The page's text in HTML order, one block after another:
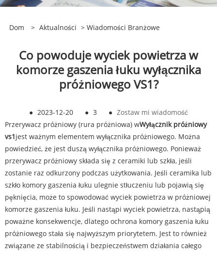
Dom > Aktualności > Wiadomości Branżowe
Co powoduje wyciek powietrza w
komorze gaszenia łuku wyłącznika
próżniowego VS1?
● 2023-12-20 ● 3 ● Zostaw mi wiadomość
Przerywacz próżniowy (rura próżniowa) wWyłącznik próżniowy
vs1jest ważnym elementem wyłącznika próżniowego. Można
powiedzieć, że jest duszą wyłącznika próżniowego. Ponieważ
przerywacz próżniowy składa się z ceramiki lub szkła, jeśli
zostanie raz odkurzony podczas użytkowania. Jeśli ceramika lub
szkło komory gaszenia łuku ulegnie stłuczeniu lub pojawią się
pęknięcia, może to spowodować wyciek powietrza w próżniowej
komorze gaszenia łuku. Jeśli nastąpi wyciek powietrza, nastąpią
poważne konsekwencje, dlatego ochrona komory gaszenia łuku
próżniowego stała się najwyższym priorytetem. Jest to również
związane ze stabilnością i bezpieczeństwem działania całego